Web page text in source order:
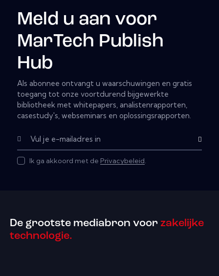
Meld u aan voor
MarTech Publish
Hub
Als abonnee ontvangt u waarschuwingen en gratis
toegang tot onze voortdurend bijgewerkte
bibliotheek met whitepapers, analistenrapporten,
casestudy's, webseminars en oplossingsrapporten.
Subscribe
Ik ga akkoord met de Privacybeleid.
De grootste mediabron voor zakelijke
technologie.